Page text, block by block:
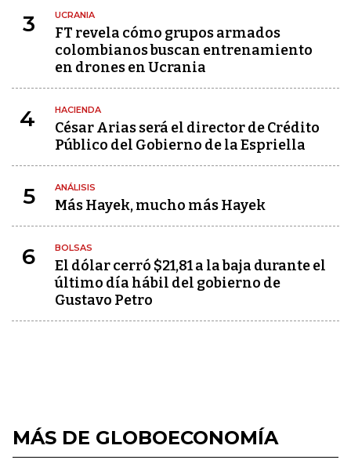
3 UCRANIA
FT revela cómo grupos armados
colombianos buscan entrenamiento
en drones en Ucrania
4 HACIENDA
César Arias será el director de Crédito
Público del Gobierno de la Espriella
5 ANÁLISIS
Más Hayek, mucho más Hayek
6 BOLSAS
El dólar cerró $21,81 a la baja durante el
último día hábil del gobierno de
Gustavo Petro
MÁS DE GLOBOECONOMÍA